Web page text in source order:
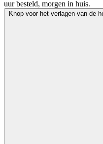
uur besteld, morgen in huis.
Knop voor het verlagen van de